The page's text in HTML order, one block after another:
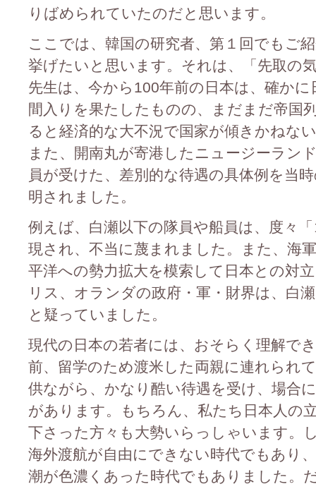
りばめられていたのだと思います。
ここでは、韓国の研究者、第１回でもご
挙げたいと思います。それは、「先取の
先生は、今から100年前の日本は、確か
間入りを果たしたものの、まだまだ帝国
ると経済的な大不況で国家が傾きかねな
また、開南丸が寄港したニュージーラン
員が受けた、差別的な待遇の具体例を当
明されました。
例えば、白瀬以下の隊員や船員は、度々
現され、不当に蔑まれました。また、海
平洋への勢力拡大を模索して日本との対
リス、オランダの政府・軍・財界は、白
と疑っていました。
現代の日本の若者には、おそらく理解で
前、留学のため渡米した両親に連れられ
供ながら、かなり酷い待遇を受け、場合
があります。もちろん、私たち日本人の
下さった方々も大勢いらっしゃいます。
海外渡航が自由にできない時代でもあり
潮が色濃くあった時代でもありました。